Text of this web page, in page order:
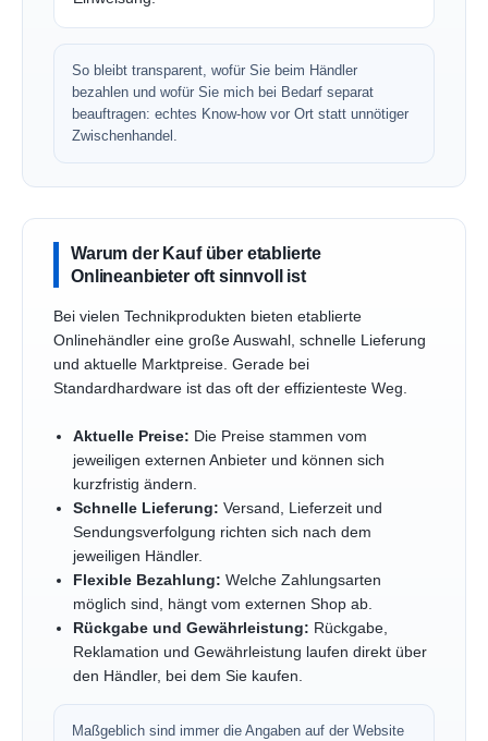
So bleibt transparent, wofür Sie beim Händler
bezahlen und wofür Sie mich bei Bedarf separat
beauftragen: echtes Know-how vor Ort statt unnötiger
Zwischenhandel.
Warum der Kauf über etablierte
Onlineanbieter oft sinnvoll ist
Bei vielen Technikprodukten bieten etablierte
Onlinehändler eine große Auswahl, schnelle Lieferung
und aktuelle Marktpreise. Gerade bei
Standardhardware ist das oft der effizienteste Weg.
Aktuelle Preise: Die Preise stammen vom
jeweiligen externen Anbieter und können sich
kurzfristig ändern.
Schnelle Lieferung: Versand, Lieferzeit und
Sendungsverfolgung richten sich nach dem
jeweiligen Händler.
Flexible Bezahlung: Welche Zahlungsarten
möglich sind, hängt vom externen Shop ab.
Rückgabe und Gewährleistung: Rückgabe,
Reklamation und Gewährleistung laufen direkt über
den Händler, bei dem Sie kaufen.
Maßgeblich sind immer die Angaben auf der Website